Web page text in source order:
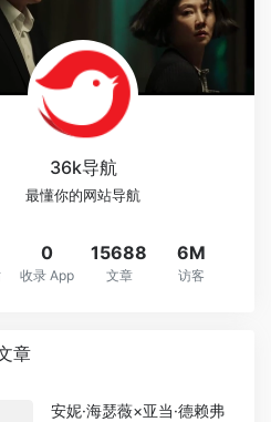
36k导航
最懂你的网站导航
0
收录 App
15688
文章
6M
访客
章
安妮·海瑟薇×亚当·德赖弗